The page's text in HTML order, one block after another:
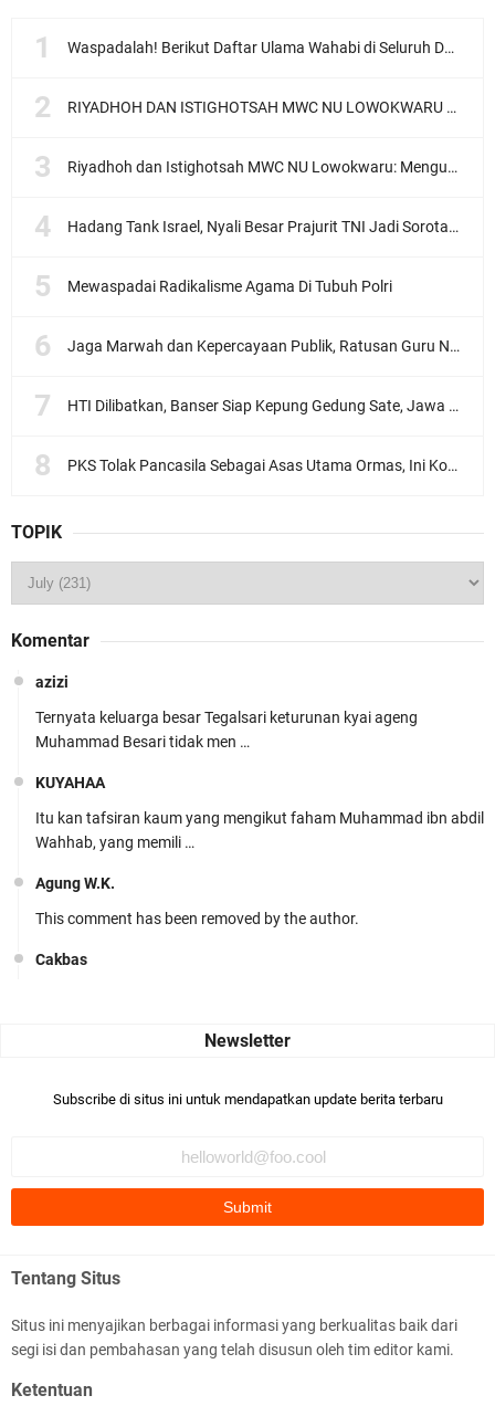
Waspadalah! Berikut Daftar Ulama Wahabi di Seluruh Dunia dan Karya-karyanya
RIYADHOH DAN ISTIGHOTSAH MWC NU LOWOKWARU Menyambut Muktamar NU ke-35, Meneguhkan Sanad Laku Para Muassis
Riyadhoh dan Istighotsah MWC NU Lowokwaru: Menguatkan Doa, Menjalin Ukhuwah Menyambut Muktamar NU ke-35
Hadang Tank Israel, Nyali Besar Prajurit TNI Jadi Sorotan Dunia
Mewaspadai Radikalisme Agama Di Tubuh Polri
Jaga Marwah dan Kepercayaan Publik, Ratusan Guru Ngaji Kota Malang Serukan Deklarasi Ramah Anak
HTI Dilibatkan, Banser Siap Kepung Gedung Sate, Jawa Barat
PKS Tolak Pancasila Sebagai Asas Utama Ormas, Ini Komentar PBNU
TOPIK
Komentar
azizi
Ternyata keluarga besar Tegalsari keturunan kyai ageng
Muhammad Besari tidak men …
KUYAHAA
Itu kan tafsiran kaum yang mengikut faham Muhammad ibn abdil
Wahhab, yang memili …
Agung W.K.
This comment has been removed by the author.
Cakbas
Bismillaah semoga pembuat artikel Alloh berikan pemahaman yg
Ada sejumlah pertanyaan kepada Anda dan jawablah dengan
mengikuti ust. K …
Subscribe di situs ini untuk mendapatkan update berita terbaru
Tentang Situs
Situs ini menyajikan berbagai informasi yang berkualitas baik dari
segi isi dan pembahasan yang telah disusun oleh tim editor kami.
Ketentuan